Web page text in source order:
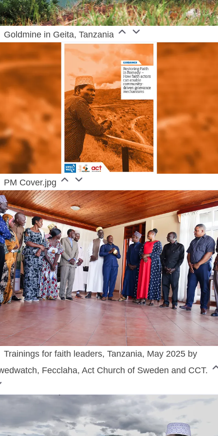
Goldmine in Geita, Tanzania
PM Cover.jpg
Trainings for faith leaders, Tanzania, May 2025 by
Fecclaha, Act Church of Sweden and CCT.